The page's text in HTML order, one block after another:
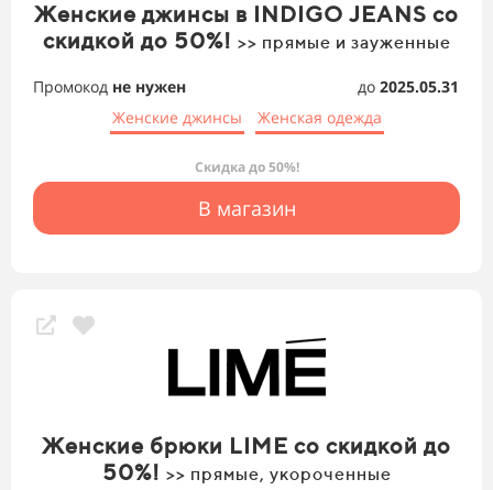
Женские джинсы в INDIGO JEANS со
скидкой до 50%! >> прямые и зауженные
Промокод не нужен до 2025.05.31
Женские джинсы
Женская одежда
Скидка до 50%!
В магазин
Женские брюки LIME со скидкой до
50%! >> прямые, укороченные